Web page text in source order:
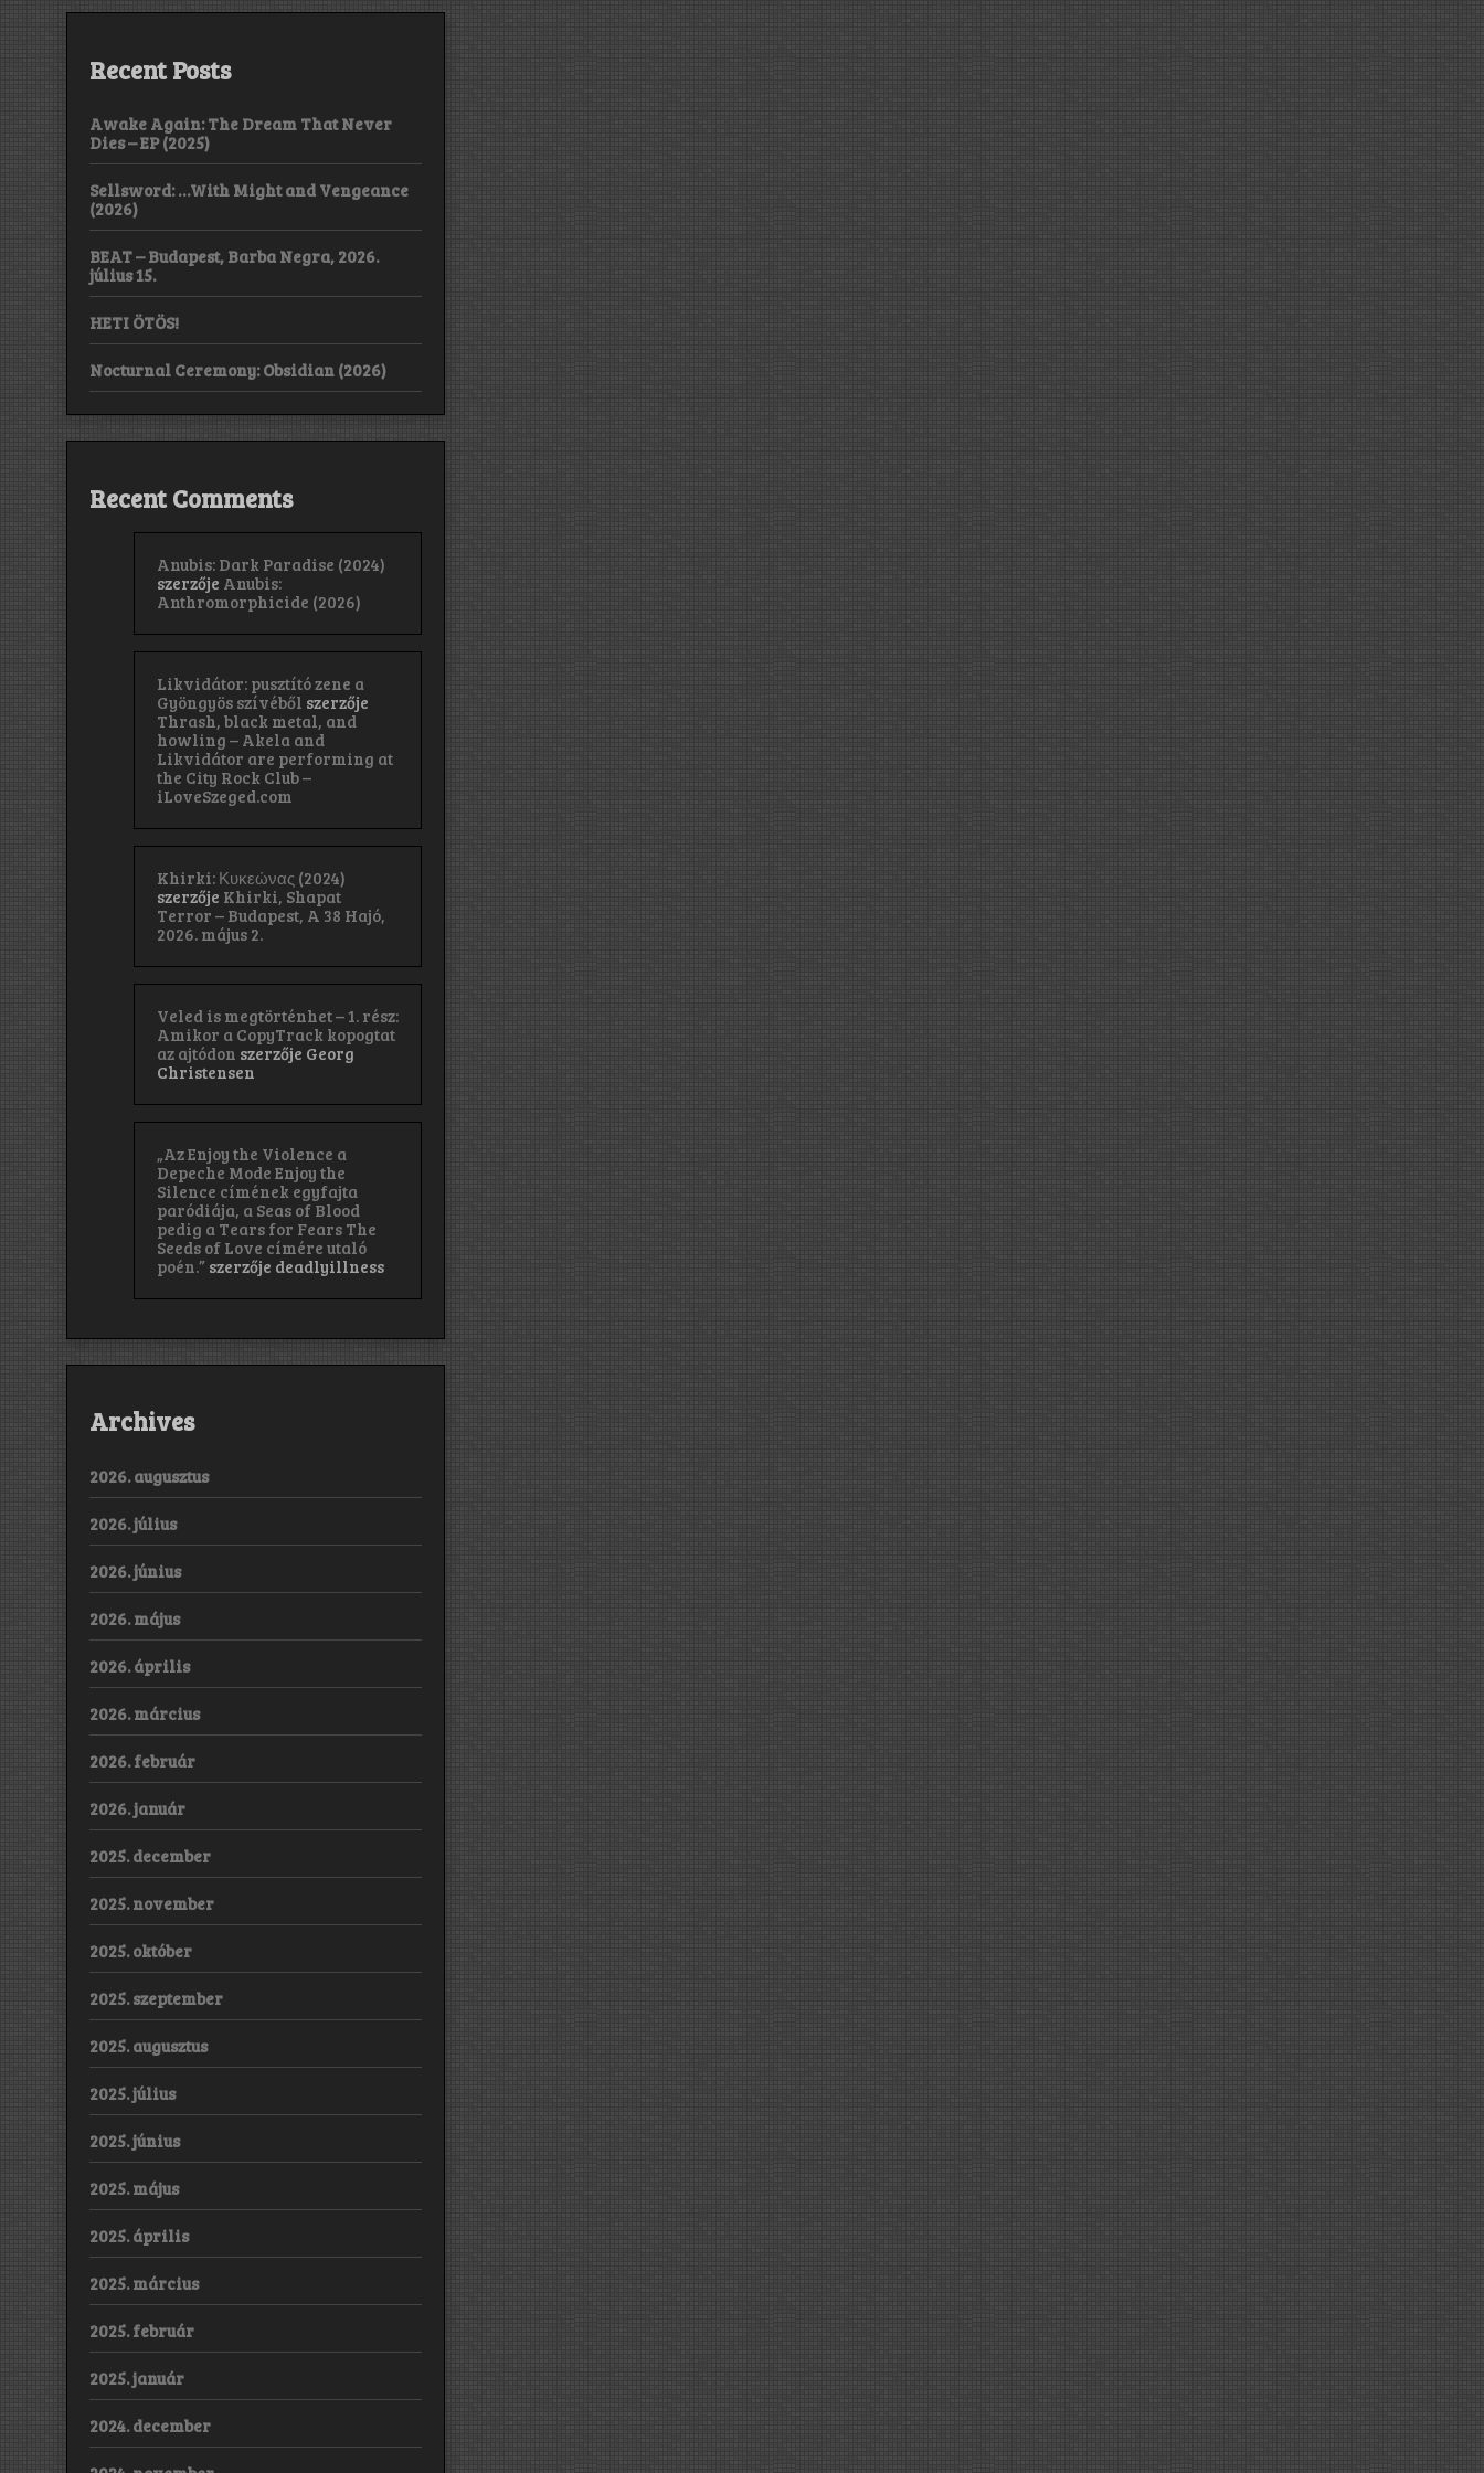
Recent Posts
Awake Again: The Dream That Never
Dies – EP (2025)
Sellsword: …With Might and Vengeance
(2026)
BEAT – Budapest, Barba Negra, 2026.
július 15.
HETI ÖTÖS!
Nocturnal Ceremony: Obsidian (2026)
Recent Comments
Anubis: Dark Paradise (2024)
szerzője Anubis:
Anthromorphicide (2026)
Likvidátor: pusztító zene a
Gyöngyös szívéből szerzője
Thrash, black metal, and
howling – Akela and
Likvidátor are performing at
the City Rock Club –
iLoveSzeged.com
Khirki: Κ​υ​κ​ε​ώ​ν​α​ς (2024)
szerzője Khirki, Shapat
Terror – Budapest, A 38 Hajó,
2026. május 2.
Veled is megtörténhet – 1. rész:
Amikor a CopyTrack kopogtat
az ajtódon szerzője Georg
Christensen
„Az Enjoy the Violence a
Depeche Mode Enjoy the
Silence címének egyfajta
paródiája, a Seas of Blood
pedig a Tears for Fears The
Seeds of Love címére utaló
poén.” szerzője deadlyillness
Archives
2026. augusztus
2026. július
2026. június
2026. május
2026. április
2026. március
2026. február
2026. január
2025. december
2025. november
2025. október
2025. szeptember
2025. augusztus
2025. július
2025. június
2025. május
2025. április
2025. március
2025. február
2025. január
2024. december